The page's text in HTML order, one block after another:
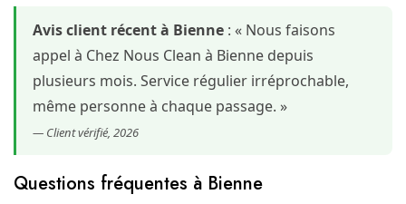
Avis client récent à Bienne : « Nous faisons
appel à Chez Nous Clean à Bienne depuis
plusieurs mois. Service régulier irréprochable,
même personne à chaque passage. »
— Client vérifié, 2026
Questions fréquentes à Bienne